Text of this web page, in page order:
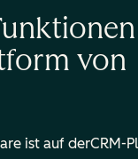
von
ist auf derCRM-